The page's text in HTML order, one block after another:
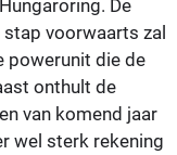
De
voorwaarts zal
powerunit die de
onthult de
van komend jaar
wel sterk rekening